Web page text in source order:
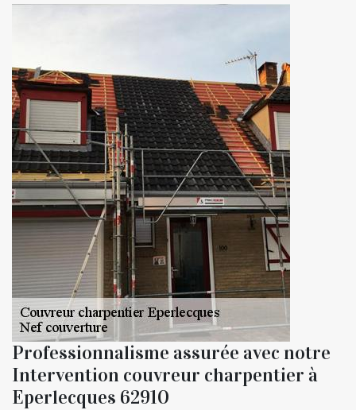
Professionnalisme assurée avec notre
Intervention couvreur charpentier à
Eperlecques 62910